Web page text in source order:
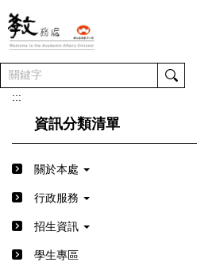
跳
到
主
要
內
容
:::
資訊分類清單
關於本處
行政服務
招生資訊
學生專區